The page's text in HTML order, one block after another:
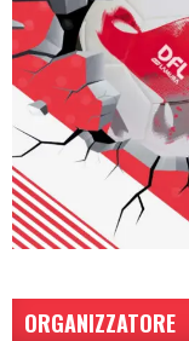
ORGANIZZATORE